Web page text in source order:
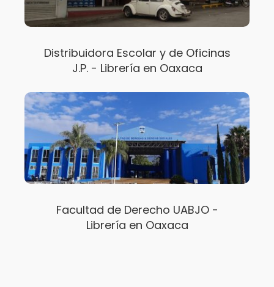
Distribuidora Escolar y de Oficinas
J.P. - Librería en Oaxaca
Facultad de Derecho UABJO -
Librería en Oaxaca